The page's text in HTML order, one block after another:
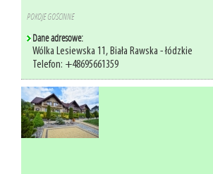
POKOJE GOŚCINNE
Dane adresowe:
Wólka Lesiewska 11, Biała Rawska - łódzkie
Telefon: +48695661359